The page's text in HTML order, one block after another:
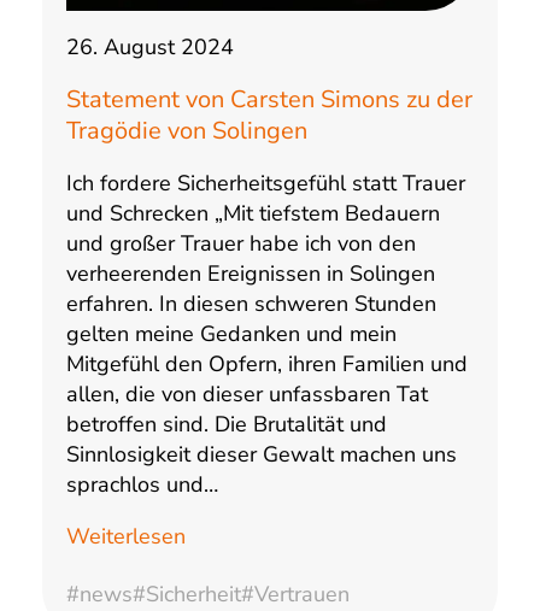
26. August 2024
Statement von Carsten Simons zu der
Tragödie von Solingen
Ich fordere Sicherheitsgefühl statt Trauer
und Schrecken „Mit tiefstem Bedauern
und großer Trauer habe ich von den
verheerenden Ereignissen in Solingen
erfahren. In diesen schweren Stunden
gelten meine Gedanken und mein
Mitgefühl den Opfern, ihren Familien und
allen, die von dieser unfassbaren Tat
betroffen sind. Die Brutalität und
Sinnlosigkeit dieser Gewalt machen uns
sprachlos und…
Weiterlesen
#news#Sicherheit#Vertrauen